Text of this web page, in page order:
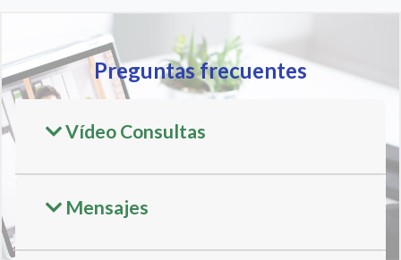
Preguntas frecuentes
Vídeo Consultas
Mensajes